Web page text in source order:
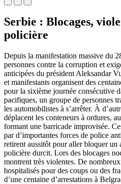
Serbie : Blocages,
policière
Depuis la manifestation massive du
personnes contre la corruption et
anticipées du président Aleksandar
et manifestants organisent des
pour la sixième journée consécutive
pacifiques, un groupe de personnes
les automobilistes à s’arrêter. À
déplacent les conteneurs à ordures,
formant une barricade improvisée.
par d’importantes forces de police
retirent aussitôt pour aller bloquer un
policière durcit. Lors des blocages
montrent très violentes. De
hospitalisés pour des coups ou des
d’une centaine d’arrestations à